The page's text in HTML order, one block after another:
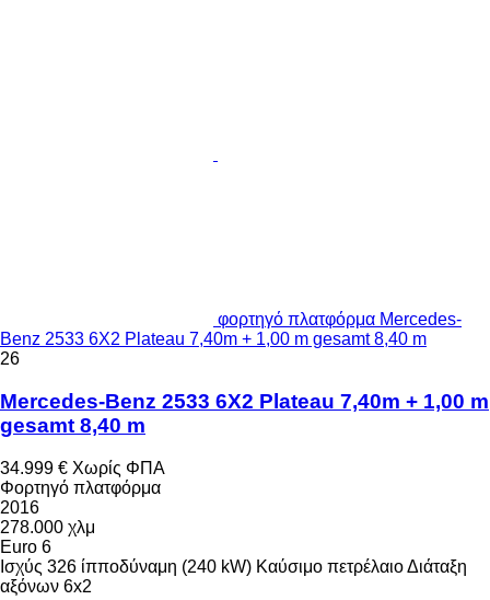
φορτηγό πλατφόρμα Mercedes-
Benz 2533 6X2 Plateau 7,40m + 1,00 m gesamt 8,40 m
26
Mercedes-Benz 2533 6X2 Plateau 7,40m + 1,00 m
gesamt 8,40 m
34.999 € Χωρίς ΦΠΑ
Φορτηγό πλατφόρμα
2016
278.000 χλμ
Euro 6
Ισχύς 326 ίπποδύναμη (240 kW) Καύσιμο πετρέλαιοΔιάταξη
αξόνων 6x2